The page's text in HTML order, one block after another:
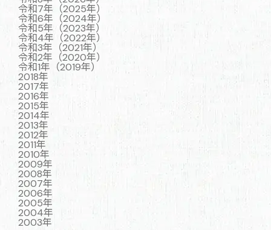
令和7年（2025年）
令和6年（2024年）
令和5年（2023年）
令和4年（2022年）
令和3年（2021年）
令和2年（2020年）
令和1年（2019年）
2018年
2017年
2016年
2015年
2014年
2013年
2012年
2011年
2010年
2009年
2008年
2007年
2006年
2005年
2004年
2003年